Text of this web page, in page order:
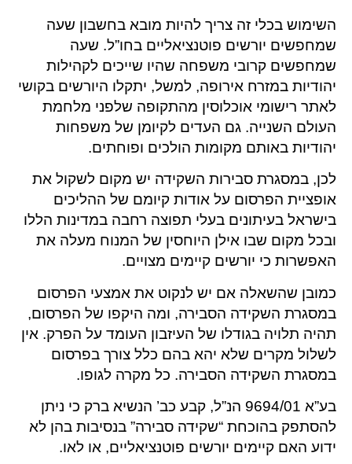
השימוש בכלי זה צריך להיות מובא בחשבון שעה
שמחפשים יורשים פוטנציאליים בחו”ל. שעה
שמחפשים קרובי משפחה שהיו שייכים לקהילות
יהודיות במזרח אירופה, למשל, יתקלו היורשים בקושי
לאתר רישומי אוכלוסין מהתקופה שלפני מלחמת
העולם השנייה. גם העדים לקיומן של משפחות
יהודיות באותם מקומות הולכים ופוחתים.
לכן, במסגרת סבירות השקידה יש מקום לשקול את
אופציית הפרסום על אודות קיומם של ההליכים
בישראל בעיתונים בעלי תפוצה רחבה במדינות הללו
ובכל מקום שבו אילן היוחסין של המנוח מעלה את
האפשרות כי יורשים קיימים מצויים.
כמובן שהשאלה אם יש לנקוט את אמצעי הפרסום
במסגרת השקידה הסבירה, ומה היקפו של הפרסום,
תהיה תלויה בגודלו של העיזבון העומד על הפרק. אין
לשלול מקרים שלא יהא בהם כלל צורך בפרסום
במסגרת השקידה הסבירה. כל מקרה לגופו.
בע”א 9694/01 הנ”ל, קבע כב’ הנשיא ברק כי ניתן
להסתפק בהוכחת “שקידה סבירה” בנסיבות בהן לא
ידוע האם קיימים יורשים פוטנציאליים, או לאו.